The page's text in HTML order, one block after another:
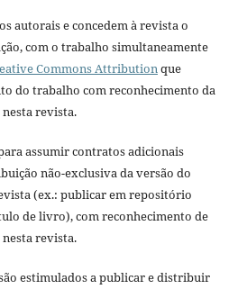
autorais e concedem à revista o
com o trabalho simultaneamente
Commons Attributionque
do trabalho com reconhecimento da
revista.
assumir contratos adicionais
não-exclusiva da versão do
(ex.: publicar em repositório
de livro), com reconhecimento de
revista.
estimulados a publicar e distribuir